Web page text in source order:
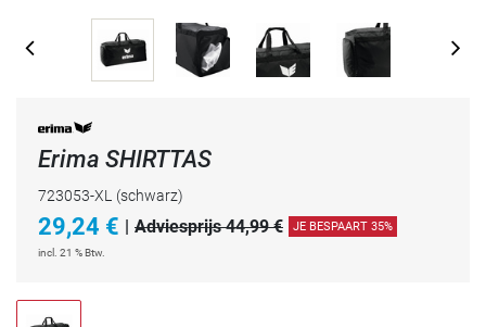
Erima SHIRTTAS
723053-XL (schwarz)
29,24 € | Adviesprijs 44,99 € JE BESPAART 35%
incl. 21 % Btw.